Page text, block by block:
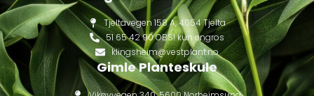
Tjeltavegen 158 A, 4054 Tjelta
51 65 42 90 OBS! kun engros
klingsheim@vestplant.no
Gimle Planteskule